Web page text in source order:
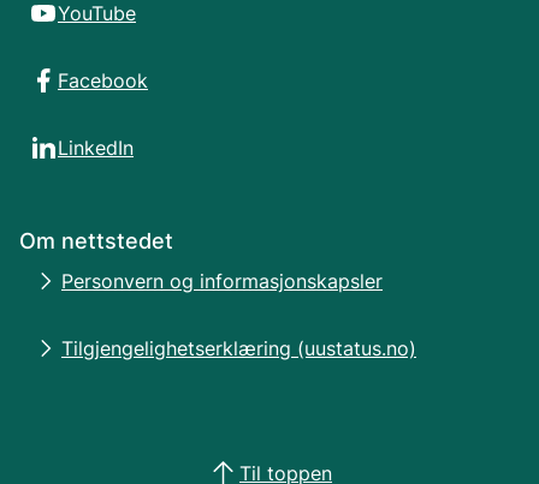
YouTube
Facebook
LinkedIn
Om nettstedet
Personvern og informasjonskapsler
Tilgjengelighetserklæring (uustatus.no)
Til toppen